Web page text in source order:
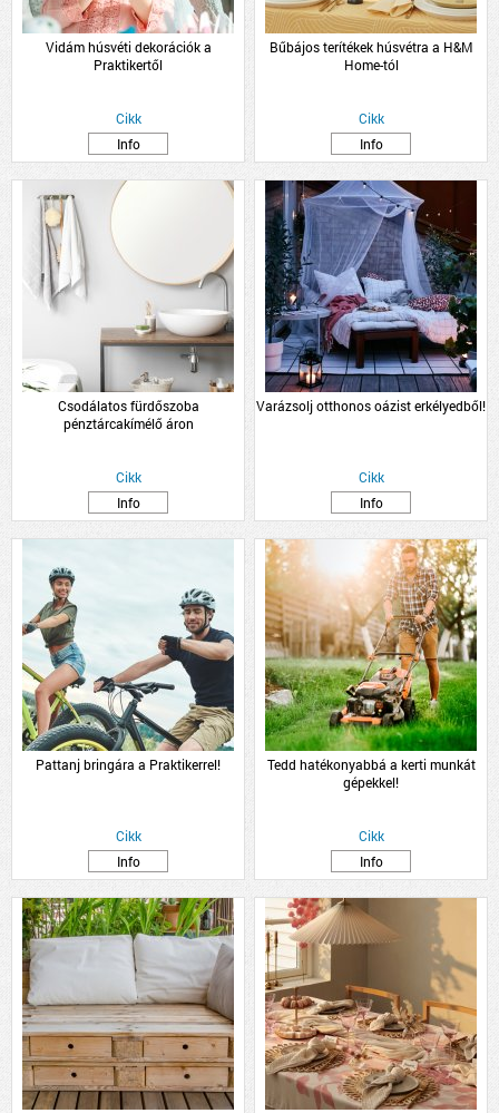
Vidám húsvéti dekorációk a
Praktikertől
Cikk
Info
Bűbájos terítékek húsvétra a H&M
Home-tól
Cikk
Info
Csodálatos fürdőszoba
pénztárcakímélő áron
Cikk
Info
Varázsolj otthonos oázist erkélyedből!
Cikk
Info
Pattanj bringára a Praktikerrel!
Cikk
Info
Tedd hatékonyabbá a kerti munkát
gépekkel!
Cikk
Info